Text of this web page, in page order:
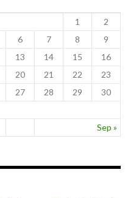
Sep »
1
2
6 7 8
9
13 14 15
16
20 21 22
23
27 28 29
30